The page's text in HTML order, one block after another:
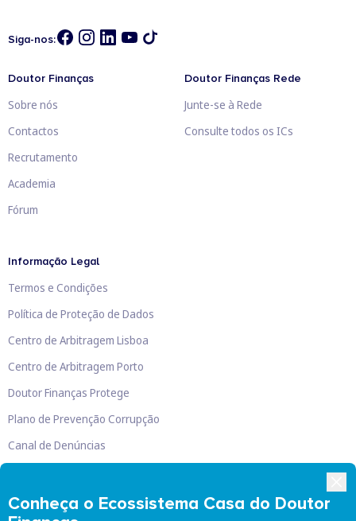
Conheça o Ecossistema Casa do Doutor
Siga-nos:
Doutor Finanças
Sobre nós
Contactos
Recrutamento
Academia
Fórum
Doutor Finanças Rede
Junte-se à Rede
Consulte todos os ICs
Informação Legal
Termos e Condições
Política de Proteção de Dados
Centro de Arbitragem Lisboa
Centro de Arbitragem Porto
Doutor Finanças Protege
Plano de Prevenção Corrupção
Canal de Denúncias